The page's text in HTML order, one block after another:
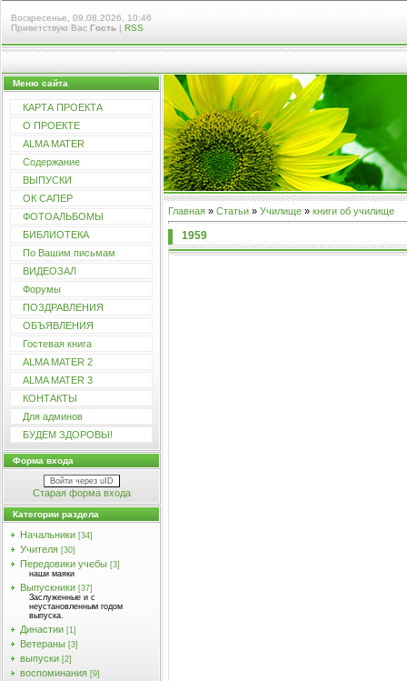
Воскресенье, 09.08.2026, 10:46
Приветствую Вас Гость | RSS
Меню сайта
КАРТА ПРОЕКТА
О ПРОЕКТЕ
ALMA MATER
Содержание
ВЫПУСКИ
ОК САПЕР
ФОТОАЛЬБОМЫ
БИБЛИОТЕКА
По Вашим письмам
ВИДЕОЗАЛ
Форумы
ПОЗДРАВЛЕНИЯ
ОБЪЯВЛЕНИЯ
Гостевая книга
ALMA MATER 2
ALMA MATER 3
КОНТАКТЫ
Для админов
БУДЕМ ЗДОРОВЫ!
Форма входа
Войти через uID
Старая форма входа
Категории раздела
Начальники [34]
Учителя [30]
Передовики учебы [3]
наши маяки
Выпускники [37]
Заслуженные и с
неустановленным годом
выпуска.
Династии [1]
Ветераны [3]
выпуски [2]
воспоминания [9]
Главная » Статьи » Училищe » книги об училище
1959